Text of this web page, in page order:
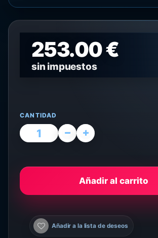
253.00 €
sin impuestos
CANTIDAD
Añadir al carrito
Añadir a la lista de deseos